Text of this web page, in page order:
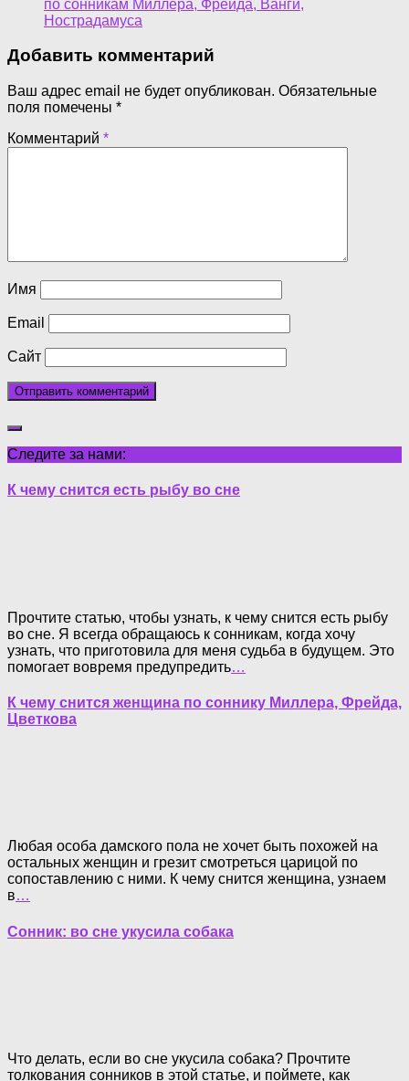
по сонникам Миллера, Фрейда, Ванги,
Нострадамуса
Добавить комментарий
Ваш адрес email не будет опубликован. Обязательные
поля помечены *
Комментарий *
Имя
Email
Сайт
Следите за нами:
К чему снится есть рыбу во сне
Прочтите статью, чтобы узнать, к чему снится есть рыбу
во сне. Я всегда обращаюсь к сонникам, когда хочу
узнать, что приготовила для меня судьба в будущем. Это
помогает вовремя предупредить…
К чему снится женщина по соннику Миллера, Фрейда,
Цветкова
Любая особа дамского пола не хочет быть похожей на
остальных женщин и грезит смотреться царицой по
сопоставлению с ними. К чему снится женщина, узнаем
в…
Сонник: во сне укусила собака
Что делать, если во сне укусила собака? Прочтите
толкования сонников в этой статье, и поймете, как